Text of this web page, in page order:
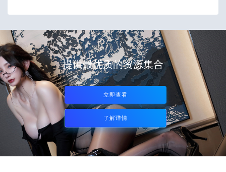
提供最优质的资源集合
立即查看
了解详情